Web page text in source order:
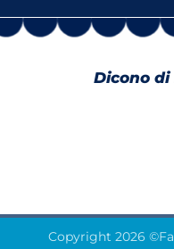
Dicono di
Copyright 2026